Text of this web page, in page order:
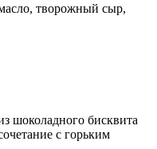
творожный сыр,
шоколадного бисквита
с горьким